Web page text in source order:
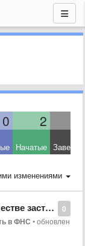
0 2
Начатые
изменениями
0
01, и в тарифе 26
в ФНС •обновлен